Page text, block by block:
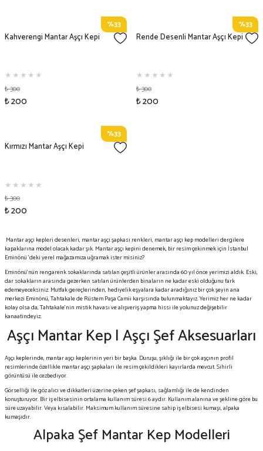
%33
Kahverengi Mantar Aşçı Kepi
₺ 300
₺ 200
%33
Rende Desenli Mantar Aşçı Kepi
₺ 300
₺ 200
%33
Kırmızı Mantar Aşçı Kepi
₺ 300
₺ 200
Mantar aşçı kepleri desenleri, mantar aşçı şapkası renkleri, mantar aşçı kep modelleri dergilere
kapaklarına model olacak kadar şık. Mantar aşçı kepini denemek, bir resim çekinmek için İstanbul
Eminönü 'deki yerel mağazamıza uğramak ister misiniz?
Eminönü'nün rengarenk sokaklarında satılan çeşitli ürünler arasında 60 yıl önce yerimizi aldık. Eski,
dar sokakların arasında gezerken satılan ürünlerden binaların ne kadar eski olduğunu fark
edemeyeceksiniz. Mutfak gereçlerinden, hediyelik eşyalara kadar aradığınız bir çok şeyin ana
merkezi Eminönü, Tahtakale de Rüstem Paşa Camii karşısında bulunmaktayız. Yerimiz her ne kadar
kolay olsa da, Tahtakale'nin mistik havası ve alışveriş yapma hissi ile yolunuz değişebilir
kanaatindeyiz.
Aşçı Mantar Kep | Aşçı Şef Aksesuarları
Aşçı keplerinde, mantar aşçı keplerinin yeri bir başka. Duruşu, şıklığı ile bir çok aşçının profil
resimlerinde özellikle mantar aşçı şapkaları ile resim çekildikleri kayırlarda mevcut. Sihirli
görüntüsü ile cezbediyor.
Görselliği ile göz alıcı ve dikkatleri üzerine çeken şef şapkası, sağlamlığı ile de kendinden
konuşturuyor. Bir iş elbisesinin ortalama kullanım süresi 6 aydır. Kullanım alanına ve şekline göre bu
süre uzayabilir. Veya kısalabilir. Maksimum kullanım süresine sahip iş elbisesi kumaşı, alpaka
kumaşıdır.
Alpaka Şef Mantar Kep Modelleri